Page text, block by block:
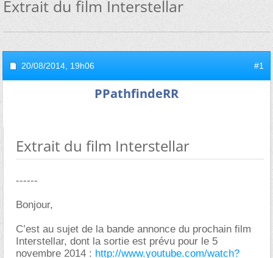
Extrait du film Interstellar
20/08/2014, 19h06 #1
PPathfindeRR
Extrait du film Interstellar
------
Bonjour,
C’est au sujet de la bande annonce du prochain film
Interstellar, dont la sortie est prévu pour le 5
novembre 2014 : http://www.youtube.com/watch?